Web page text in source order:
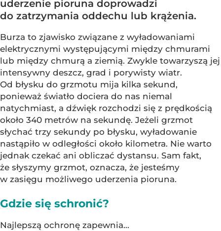
uderzenie pioruna doprowadzi
do zatrzymania oddechu lub krążenia.
Burza to zjawisko związane z wyładowaniami
elektrycznymi występującymi między chmurami
lub między chmurą a ziemią. Zwykle towarzyszą jej
intensywny deszcz, grad i porywisty wiatr.
Od błysku do grzmotu mija kilka sekund,
ponieważ światło dociera do nas niemal
natychmiast, a dźwięk rozchodzi się z prędkością
około 340 metrów na sekundę. Jeżeli grzmot
słychać trzy sekundy po błysku, wyładowanie
nastąpiło w odległości około kilometra. Nie warto
jednak czekać ani obliczać dystansu. Sam fakt,
że słyszymy grzmot, oznacza, że jesteśmy
w zasięgu możliwego uderzenia pioruna.
Gdzie się schronić?
Najlepszą ochronę zapewnia...